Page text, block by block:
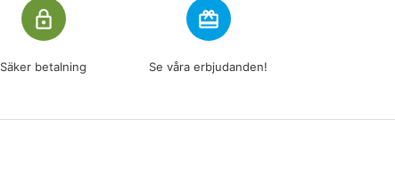
lock_outline
Säker betalning
redeem
Se våra erbjudanden!